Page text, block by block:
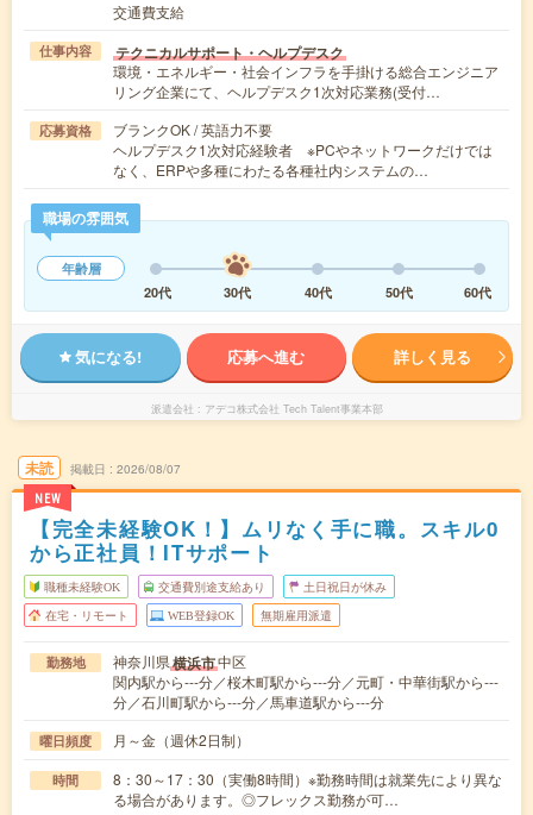
交通費支給
仕事内容 テクニカルサポート・ヘルプデスク
環境・エネルギー・社会インフラを手掛ける総合エンジニア
リング企業にて、ヘルプデスク1次対応業務(受付…
応募資格
ブランクOK / 英語力不要
ヘルプデスク1次対応経験者 ※PCやネットワークだけでは
なく、ERPや多種にわたる各種社内システムの…
職場の雰囲気
年齢層
20代
30代 40代 50代 60代
気になる! 応募へ進む 詳しく見る
派遣会社 アデコ株式会社 Tech Talent事業本部
未読
NEW
掲載日 2026/08/07
【完全未経験OK！】ムリなく手に職。スキル0
から正社員！ITサポート
職種未経験OK 交通費別途支給あり 土日祝日が休み
在宅・リモート WEB登録OK 無期雇用派遣
勤務地 神奈川県横浜市中区
関内駅から---分／桜木町駅から---分／元町・中華街駅から---
分／石川町駅から---分／馬車道駅から---分
曜日頻度 月～金（週休2日制）
時間
8：30～17：30（実働8時間）※勤務時間は就業先により異な
る場合があります。◎フレックス勤務が可…